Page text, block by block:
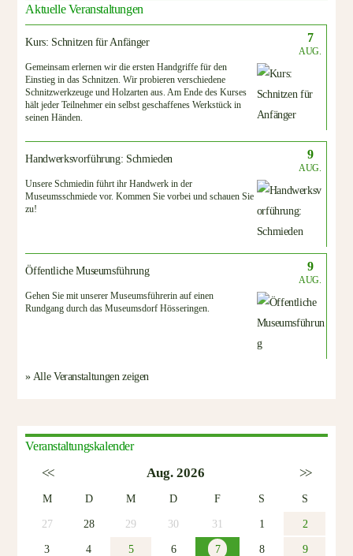
Aktuelle Veranstaltungen
Kurs: Schnitzen für Anfänger 7
AUG.
Gemeinsam erlernen wir die ersten Handgriffe für den
Einstieg in das Schnitzen. Wir probieren verschiedene
Schnitzwerkzeuge und Holzarten aus. Am Ende des Kurses
hält jeder Teilnehmer ein selbst geschaffenes Werkstück in
seinen Händen.
Handwerksvorführung: Schmieden 9
AUG.
Unsere Schmiedin führt ihr Handwerk in der
Museumsschmiede vor. Kommen Sie vorbei und schauen Sie
zu!
Öffentliche Museumsführung 9
AUG.
Gehen Sie mit unserer Museumsführerin auf einen
Rundgang durch das Museumsdorf Hösseringen.
» Alle Veranstaltungen zeigen
Veranstaltungskalender
<< Aug. 2026 >>
M D M D F S
S
27
28 29 30 31 1
2
3
4 5 6 7 8
9